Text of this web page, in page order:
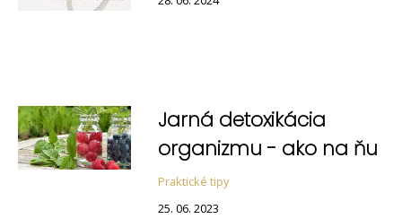
Jarná detoxikácia
organizmu - ako na ňu
Praktické tipy
25. 06. 2023